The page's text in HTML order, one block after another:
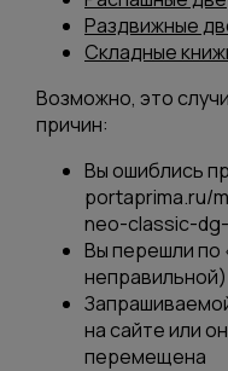
Раздвижные
Складные
Возможно, это
причин:
Вы ошиблись
portaprima.ru/
neo-classic-
Вы перешли
на сайте или
перемещена